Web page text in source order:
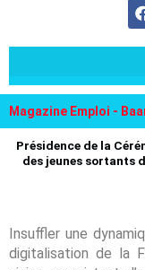
Magazine Emploi -
Présidence de la
des jeunes sortants
Insuffler une
digitalisation de la